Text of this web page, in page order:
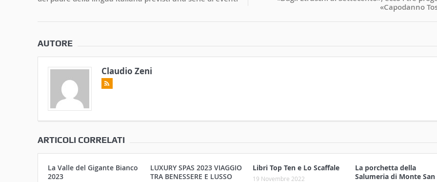
«Capodanno
AUTORE
Claudio Zeni
ARTICOLI CORRELATI
La Valle del Gigante Bianco
2023
LUXURY SPAS 2023 VIAGGIO
TRA BENESSERE E LUSSO
Libri Top Ten e Lo Scaffale
19 Novembre 2022
La porchetta della
Salumeria di Monte San